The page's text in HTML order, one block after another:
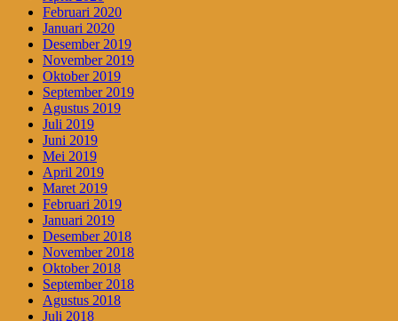
Februari 2020
Januari 2020
Desember 2019
November 2019
Oktober 2019
September 2019
Agustus 2019
Juli 2019
Juni 2019
Mei 2019
April 2019
Maret 2019
Februari 2019
Januari 2019
Desember 2018
November 2018
Oktober 2018
September 2018
Agustus 2018
Juli 2018